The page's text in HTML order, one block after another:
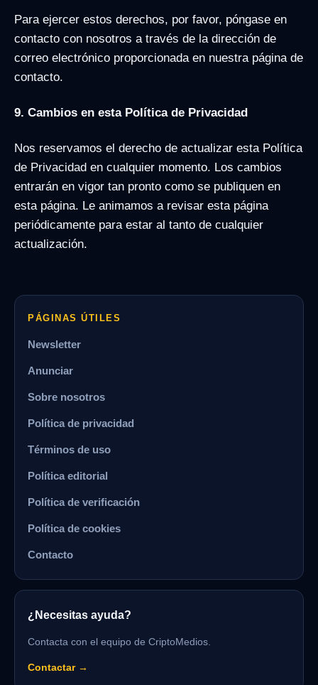
Para ejercer estos derechos, por favor, póngase en
contacto con nosotros a través de la dirección de
correo electrónico proporcionada en nuestra página de
contacto.
9. Cambios en esta Política de Privacidad
Nos reservamos el derecho de actualizar esta Política
de Privacidad en cualquier momento. Los cambios
entrarán en vigor tan pronto como se publiquen en
esta página. Le animamos a revisar esta página
periódicamente para estar al tanto de cualquier
actualización.
PÁGINAS ÚTILES
Newsletter
Anunciar
Sobre nosotros
Política de privacidad
Términos de uso
Política editorial
Política de verificación
Política de cookies
Contacto
¿Necesitas ayuda?
Contacta con el equipo de CriptoMedios.
Contactar →